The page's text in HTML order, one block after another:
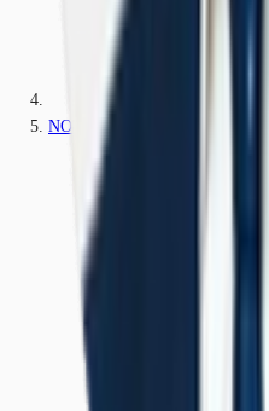
NOVATE MILANESE